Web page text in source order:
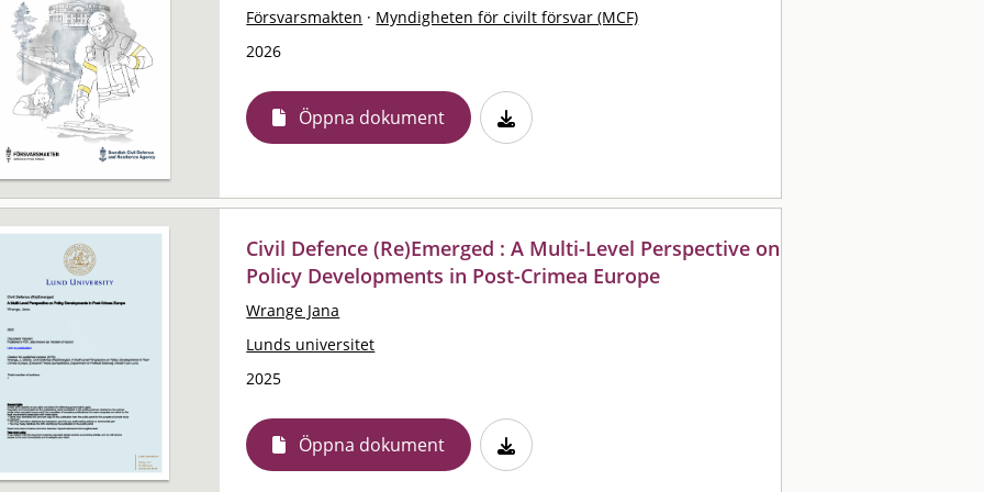
Försvarsmakten · Myndigheten för civilt försvar (MCF)
2026
Öppna dokument
Civil Defence (Re)Emerged : A Multi-Level Perspective on
Policy Developments in Post-Crimea Europe
Wrange Jana
Lunds universitet
2025
Öppna dokument